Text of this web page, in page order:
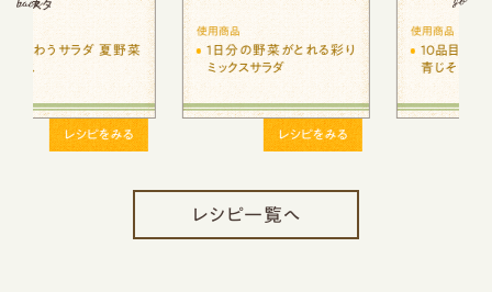
使用商品
1日分の野菜がとれる彩り
ミックスサラダ
使用商品
10品目のサラダ大根と香る
レシピ一覧へ